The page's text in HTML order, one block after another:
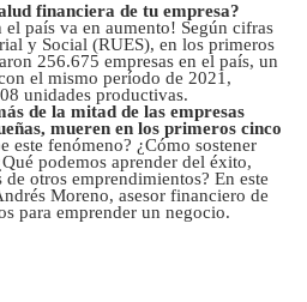
financiera de tu empresa?
el país va en aumento! Según cifras
y Social (RUES), en los primeros
256.675 empresas en el país, un
el mismo período de 2021,
unidades productivas.
de la mitad de las empresas
mueren en los primeros cinco
este fenómeno? ¿Cómo sostener
podemos aprender del éxito,
otros emprendimientos? En este
Moreno, asesor financiero de
para emprender un negocio.